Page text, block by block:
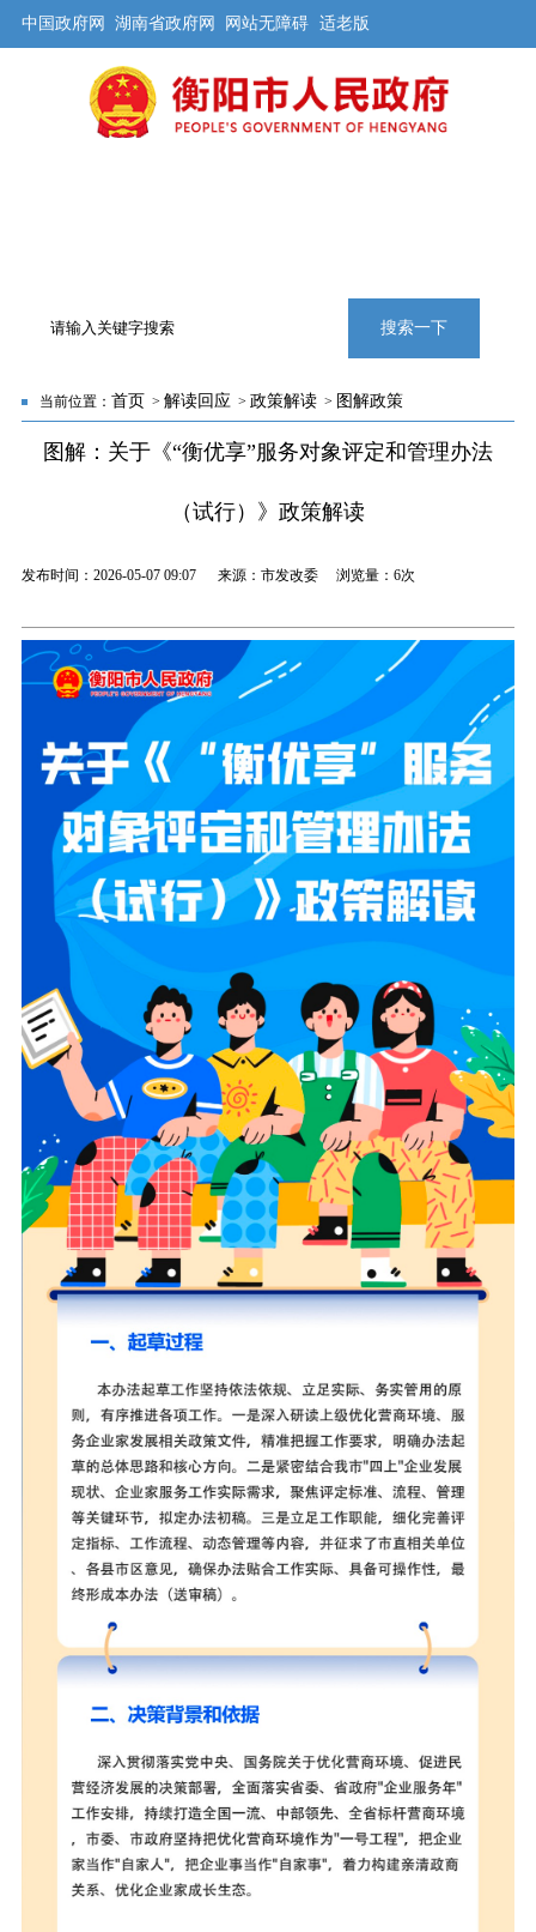
中国政府网 湖南省政府网 网站无障碍 适老版
搜索一下
当前位置： 首页 > 解读回应> 政策解读> 图解政策
图解：关于《“衡优享”服务对象评定和管理办法
（试行）》政策解读
发布时间：2026-05-07 09:07 来源：市发改委 浏览量： 6次